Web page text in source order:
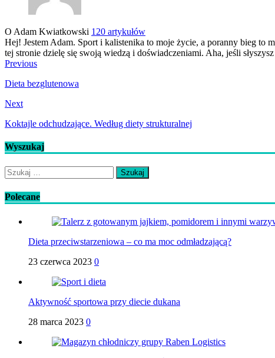
O Adam Kwiatkowski 120 artykułów
Hej! Jestem Adam. Sport i kalistenika to moje życie, a poranny bieg to
tej stronie dzielę się swoją wiedzą i doświadczeniami. Aha, jeśli
Previous
Dieta bezglutenowa
Next
Koktajle odchudzające. Według diety strukturalnej
Wyszukaj
Szukaj:
Polecane
Dieta przeciwstarzeniowa – co ma moc odmładzającą?
23 czerwca 2023 0
Aktywność sportowa przy diecie dukana
28 marca 2023 0